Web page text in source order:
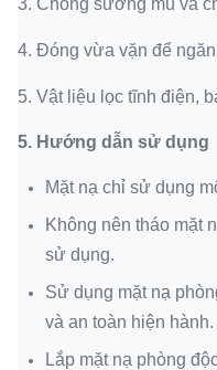
3. Chống sương mù và
4. Đóng vừa vặn để
5. Vật liệu lọc tĩnh điện,
5. Hướng dẫn sử dụng
Mặt nạ chỉ sử dụng
Không nên tháo mặt
sử dụng.
Sử dụng mặt nạ
và an toàn hiện hành.
Lắp mặt nạ phòng